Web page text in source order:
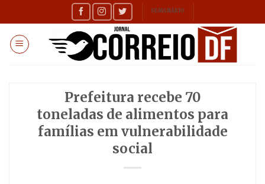
to
content
SEMANÁRIO
Prefeitura recebe 70
toneladas de alimentos para
famílias em vulnerabilidade
social